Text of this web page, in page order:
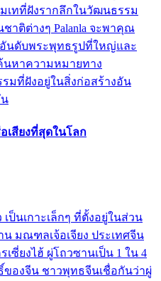
เทที่ฝังรากลึกในวัฒนธรรม
ติต่างๆ Palanla จะพาคุณ
อันดับพระพุทธรูปที่ใหญ่และ
นหาความหมายทาง
มที่ฝังอยู่ในสิ่งก่อสร้างอัน
เสียงที่สุดในโลก
ป็นเกาะเล็กๆ ที่ตั้งอยู่ในส่วน
มณฑลเจ้อเจียง ประเทศจีน
ซี่ยงไฮ้ ผู่โถวซานเป็น 1 ใน 4
องจีน ชาวพุทธจีนเชื่อกันว่าผู่